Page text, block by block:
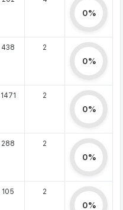
0%
438 2
0%
1471 2
0%
288 2
0%
105 2
0%